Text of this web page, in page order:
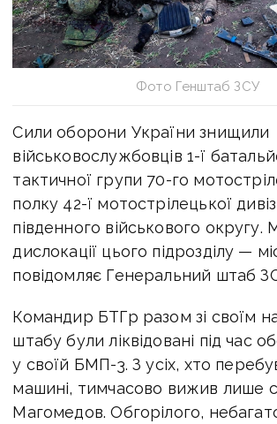
Фото Генштаб ЗСУ
Сили оборони України знищили
військовослужбовців 1-ї
тактичної групи 70-го
полку 42-ї мотострілецької
південного військового округу.
дислокації цього підрозділу —
повідомляє Генеральний штаб
Командир БТГр разом зі своїм
штабу були ліквідовані під час
у своїй БМП-3. З усіх, хто
машині, тимчасово вижив лише
Магомедов. Обгорілого,